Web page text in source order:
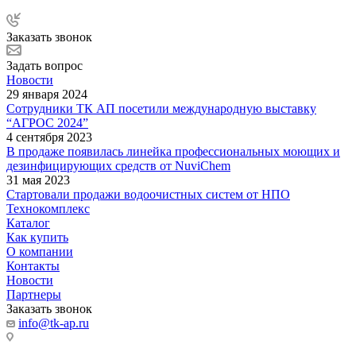
Заказать звонок
Задать вопрос
Новости
29 января 2024
Сотрудники ТК АП посетили международную выставку
“АГРОС 2024”
4 сентября 2023
В продаже появилась линейка профессиональных моющих и
дезинфицирующих средств от NuviChem
31 мая 2023
Стартовали продажи водоочистных систем от НПО
Технокомплекс
Каталог
Как купить
О компании
Контакты
Новости
Партнеры
Заказать звонок
info@tk-ap.ru